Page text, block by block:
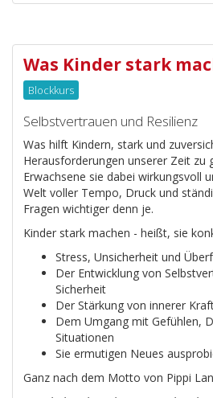
Was Kinder stark
Blockkurs
Selbstvertrauen und Resilienz
Was hilft Kindern, stark und
Herausforderungen unserer Zeit zu
Erwachsene sie dabei wirkungsvoll
Welt voller Tempo, Druck und
Fragen wichtiger denn je.
Kinder stark machen - heißt, sie
Stress, Unsicherheit und
Der Entwicklung von
Sicherheit
Der Stärkung von innerer
Dem Umgang mit Gefühlen,
Situationen
Sie ermutigen Neues
Ganz nach dem Motto von Pippi